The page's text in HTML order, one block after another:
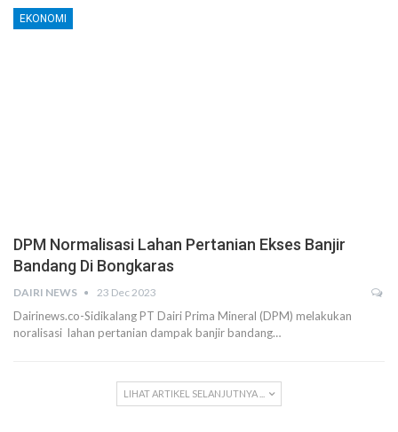
EKONOMI
DPM Normalisasi Lahan Pertanian Ekses Banjir
Bandang Di Bongkaras
DAIRI NEWS 23 Dec 2023
Dairinews.co-Sidikalang PT Dairi Prima Mineral (DPM) melakukan
noralisasi lahan pertanian dampak banjir bandang…
LIHAT ARTIKEL SELANJUTNYA ...